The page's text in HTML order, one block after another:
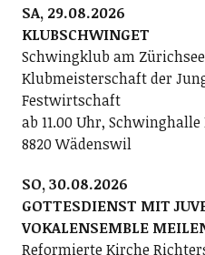
SA, 29.08.2026
KLUBSCHWINGET
Schwingklub am
Klubmeisterschaft der
Festwirtschaft
ab 11.00 Uhr,
8820 Wädenswil
SO, 30.08.2026
GOTTESDIENST MIT
VOKALENSEMBLE
Reformierte Kirche